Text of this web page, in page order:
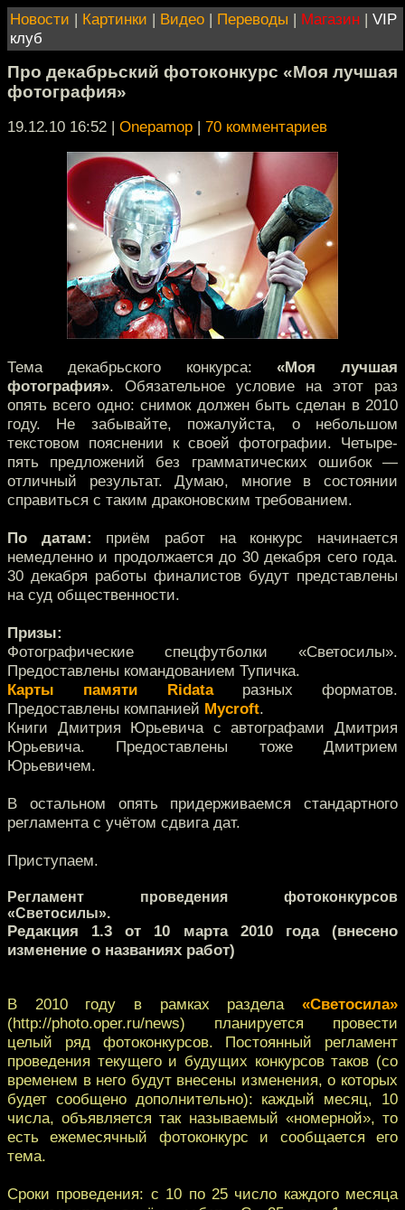
Новости | Картинки | Видео | Переводы | Магазин | VIP
клуб
Про декабрьский фотоконкурс «Моя лучшая
фотография»
19.12.10 16:52 | Onepamop | 70 комментариев
Тема декабрьского конкурса:«Моя лучшая
фотография». Обязательное условие на этот раз
опять всего одно: снимок должен быть сделан в 2010
году. Не забывайте, пожалуйста, о небольшом
текстовом пояснении к своей фотографии. Четыре-
пять предложений без грамматических ошибок —
отличный результат. Думаю, многие в состоянии
справиться с таким драконовским требованием.
По датам: приём работ на конкурс начинается
немедленно и продолжается до 30 декабря сего года.
30 декабря работы финалистов будут представлены
на суд общественности.
Призы:
Фотографические спецфутболки «Светосилы».
Предоставлены командованием Тупичка.
Карты памяти Ridataразных форматов.
Предоставлены компанией Mycroft.
Книги Дмитрия Юрьевича с автографами Дмитрия
Юрьевича. Предоставлены тоже Дмитрием
Юрьевичем.
В остальном опять придерживаемся стандартного
регламента с учётом сдвига дат.
Приступаем.
Регламент проведения фотоконкурсов
«Светосилы».
Редакция 1.3 от 10 марта 2010 года (внесено
изменение о названиях работ)
В 2010 году в рамках раздела «Светосила»
(http://photo.oper.ru/news) планируется провести
целый ряд фотоконкурсов. Постоянный регламент
проведения текущего и будущих конкурсов таков (со
временем в него будут внесены изменения, о которых
будет сообщено дополнительно): каждый месяц, 10
числа, объявляется так называемый «номерной», то
есть ежемесячный фотоконкурс и сообщается его
тема.
Сроки проведения: с 10 по 25 число каждого месяца